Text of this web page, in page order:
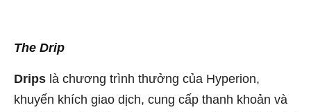
The Drip
Drips là chương trình thưởng của Hyperion,
khuyến khích giao dịch, cung cấp thanh khoản và